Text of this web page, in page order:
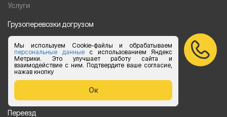
Мы используем Cookie-файлы и обрабатываем
персональные данныес использованием Яндекс
Метрики. Это улучшает работу сайта и
взаимодействие с ним. Подтвердите ваше согласие,
нажав кнопку
Ок
Услуги
Грузоперевозки догрузом
Перевозки груза автотранспортом
Перевозки строительных материалов
Перевозка оборудования
Перевозка продуктов питания
Переезд